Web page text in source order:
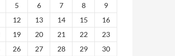
5 6 7 8
9
12 13 14 15
16
19 20 21 22
23
26 27 28 29
30